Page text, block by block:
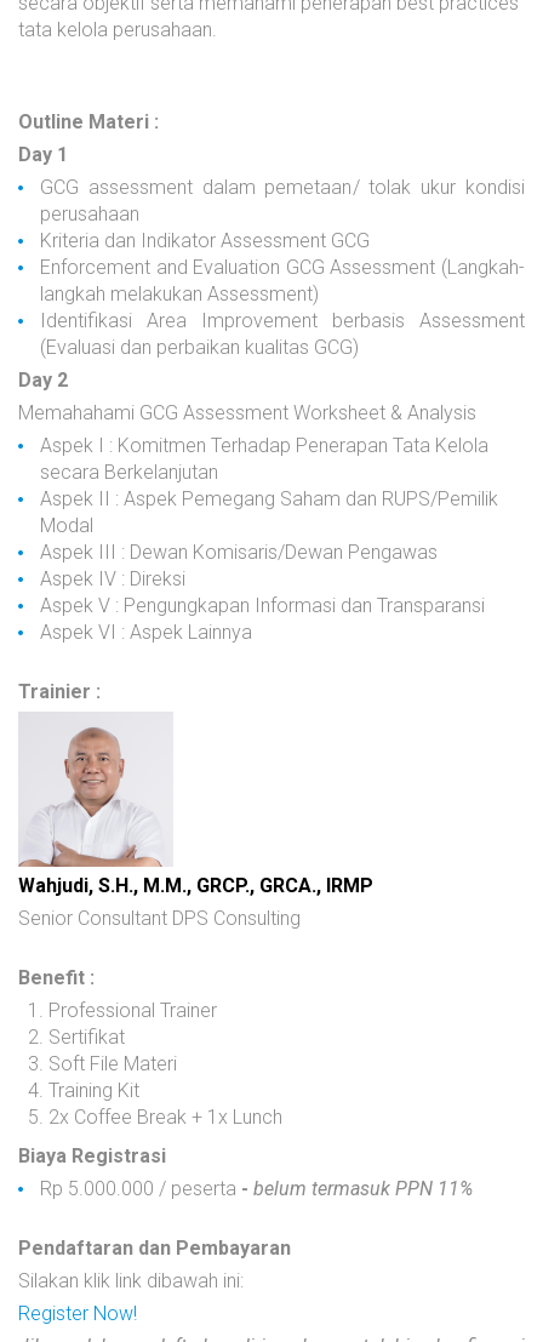
tata kelola perusahaan.
Outline Materi :
Day 1
GCG assessment dalam pemetaan/ tolak ukur kondisi
perusahaan
Kriteria dan Indikator Assessment GCG
Enforcement and Evaluation GCG Assessment (Langkah-
langkah melakukan Assessment)
Identifikasi Area Improvement berbasis Assessment
(Evaluasi dan perbaikan kualitas GCG)
Day 2
Memahahami GCG Assessment Worksheet & Analysis
Aspek I : Komitmen Terhadap Penerapan Tata Kelola
secara Berkelanjutan
Aspek II : Aspek Pemegang Saham dan RUPS/Pemilik
Modal
Aspek III : Dewan Komisaris/Dewan Pengawas
Aspek IV : Direksi
Aspek V : Pengungkapan Informasi dan Transparansi
Aspek VI : Aspek Lainnya
Trainier :
Wahjudi, S.H., M.M., GRCP., GRCA., IRMP
Senior Consultant DPS Consulting
Benefit :
Professional Trainer
Sertifikat
Soft File Materi
Training Kit
2x Coffee Break + 1x Lunch
Biaya Registrasi
Rp 5.000.000 / peserta - belum termasuk PPN 11%
Pendaftaran dan Pembayaran
Silakan klik link dibawah ini:
Register Now!